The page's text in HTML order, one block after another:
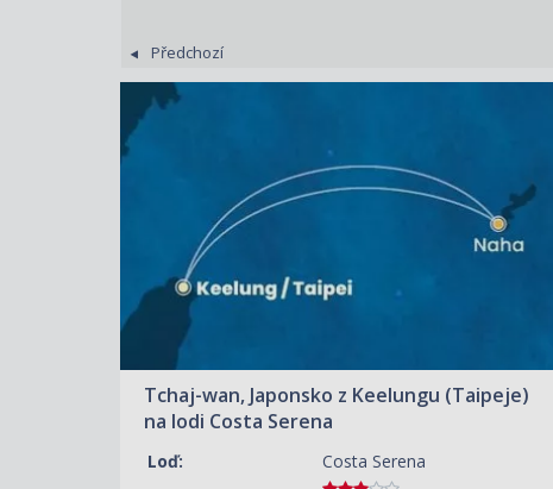
Předchozí
Tchaj-wan, Japonsko z Keelungu (Taipeje)
na lodi Costa Serena
Loď: Costa Serena
12 080 KČ/OS.
(499 €)